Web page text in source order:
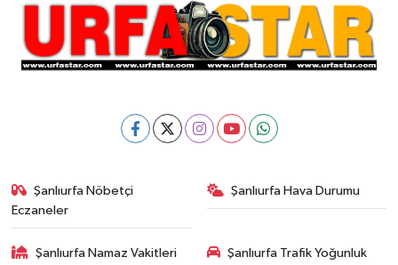
Şanlıurfa Nöbetçi
Eczaneler
Şanlıurfa Hava Durumu
Şanlıurfa Namaz Vakitleri Şanlıurfa Trafik Yoğunluk